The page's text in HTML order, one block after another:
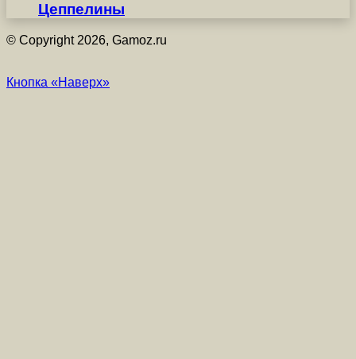
Цеппелины
© Copyright 2026, Gamoz.ru
Кнопка «Наверх»